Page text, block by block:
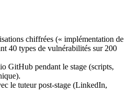
chiffrées (« implémentation de
40 types de vulnérabilités sur 200
GitHub pendant le stage (scripts,
le tuteur post-stage (LinkedIn,